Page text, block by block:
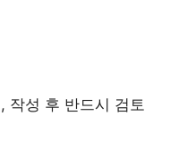
작성 후 반드시 검토